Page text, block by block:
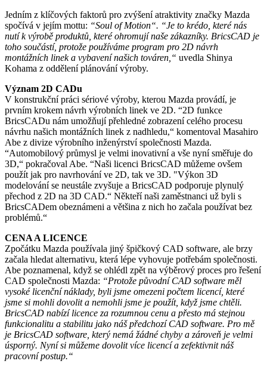
Jedním z klíčových faktorů pro zvýšení atraktivity značky Mazda
spočívá v jejím mottu: “Soul of Motion“. “Je to krédo, které nás
nutí k výrobě produktů, které ohromují naše zákazníky. BricsCAD je
toho součástí, protože používáme program pro 2D návrh
montážních linek a vybavení našich továren,“ uvedla Shinya
Kohama z oddělení plánování výroby.
Význam 2D CADu
V konstrukční práci sériové výroby, kterou Mazda provádí, je
prvním krokem návrh výrobních linek ve 2D. “2D funkce
BricsCADu nám umožňují přehledné zobrazení celého procesu
návrhu našich montážních linek z nadhledu,“ komentoval Masahiro
Abe z divize výrobního inženýrství společnosti Mazda.
“Automobilový průmysl je velmi inovativní a vše nyní směřuje do
3D,“ pokračoval Abe. “Naši licenci BricsCAD můžeme ovšem
použít jak pro navrhování ve 2D, tak ve 3D. "Výkon 3D
modelování se neustále zvyšuje a BricsCAD podporuje plynulý
přechod z 2D na 3D CAD.“ Někteří naši zaměstnanci už byli s
BricsCADem obeznámeni a většina z nich ho začala používat bez
problémů.“
CENA A LICENCE
Zpočátku Mazda používala jiný špičkový CAD software, ale brzy
začala hledat alternativu, která lépe vyhovuje potřebám společnosti.
Abe poznamenal, když se ohlédl zpět na výběrový proces pro řešení
CAD společnosti Mazda: “Protože původní CAD software měl
vysoké licenční náklady, byli jsme omezeni počtem licencí, které
jsme si mohli dovolit a nemohli jsme je použít, když jsme chtěli.
BricsCAD nabízí licence za rozumnou cenu a přesto má stejnou
funkcionalitu a stabilitu jako náš předchozí CAD software. Pro mě
je BricsCAD software, který nemá žádné chyby a zároveň je velmi
úsporný. Nyní si můžeme dovolit více licencí a zefektivnit náš
pracovní postup.“